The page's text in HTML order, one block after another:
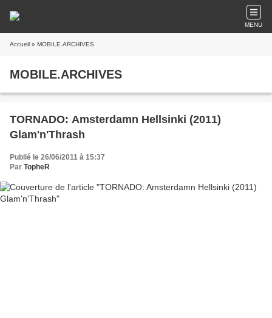
MENU
Accueil » MOBILE.ARCHIVES
MOBILE.ARCHIVES
TORNADO: Amsterdamn Hellsinki (2011)
Glam'n'Thrash
Publié le 26/06/2011 à 15:37
Par TopheR